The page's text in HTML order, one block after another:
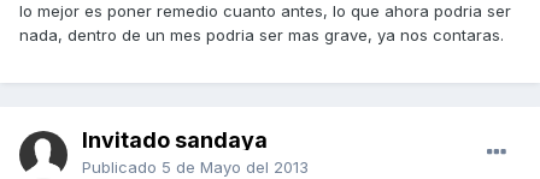
lo mejor es poner remedio cuanto antes, lo que ahora podria ser
nada, dentro de un mes podria ser mas grave, ya nos contaras.
Invitado sandaya
Publicado 5 de Mayo del 2013